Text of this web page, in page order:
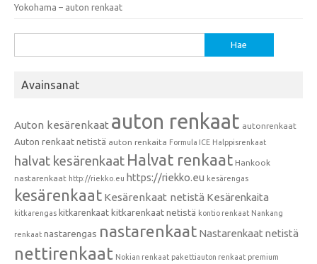
Yokohama – auton renkaat
Avainsanat
Auton kesärenkaat auton renkaat autonrenkaat
Auton renkaat netistä auton renkaita Formula ICE Halppisrenkaat
halvat kesärenkaat Halvat renkaat Hankook
nastarenkaat http://riekko.eu https://riekko.eu kesärengas
kesärenkaat Kesärenkaat netistä Kesärenkaita
kitkarengas kitkarenkaat kitkarenkaat netistä kontio renkaat Nankang
renkaat nastarengas nastarenkaat Nastarenkaat netistä
nettirenkaat Nokian renkaat pakettiauton renkaat premium